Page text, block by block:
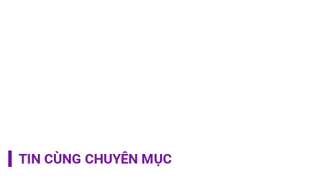
TIN CÙNG CHUYÊN MỤC